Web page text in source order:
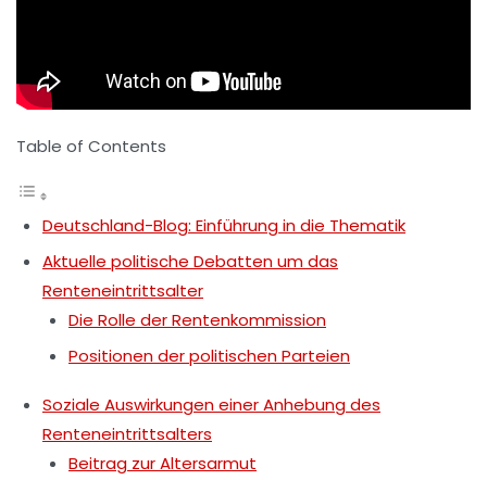
Table of Contents
Deutschland-Blog: Einführung in die Thematik
Aktuelle politische Debatten um das
Renteneintrittsalter
Die Rolle der Rentenkommission
Positionen der politischen Parteien
Soziale Auswirkungen einer Anhebung des
Renteneintrittsalters
Beitrag zur Altersarmut